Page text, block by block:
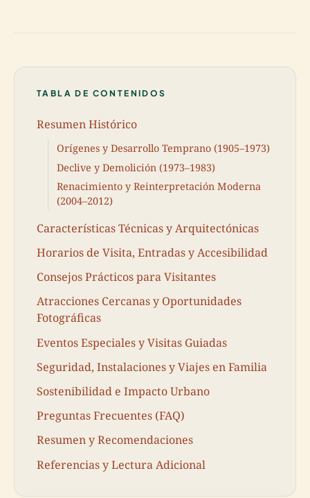
TABLA DE CONTENIDOS
Resumen Histórico
Orígenes y Desarrollo Temprano (1905–1973)
Declive y Demolición (1973–1983)
Renacimiento y Reinterpretación Moderna
(2004–2012)
Características Técnicas y Arquitectónicas
Horarios de Visita, Entradas y Accesibilidad
Consejos Prácticos para Visitantes
Atracciones Cercanas y Oportunidades
Fotográficas
Eventos Especiales y Visitas Guiadas
Seguridad, Instalaciones y Viajes en Familia
Sostenibilidad e Impacto Urbano
Preguntas Frecuentes (FAQ)
Resumen y Recomendaciones
Referencias y Lectura Adicional